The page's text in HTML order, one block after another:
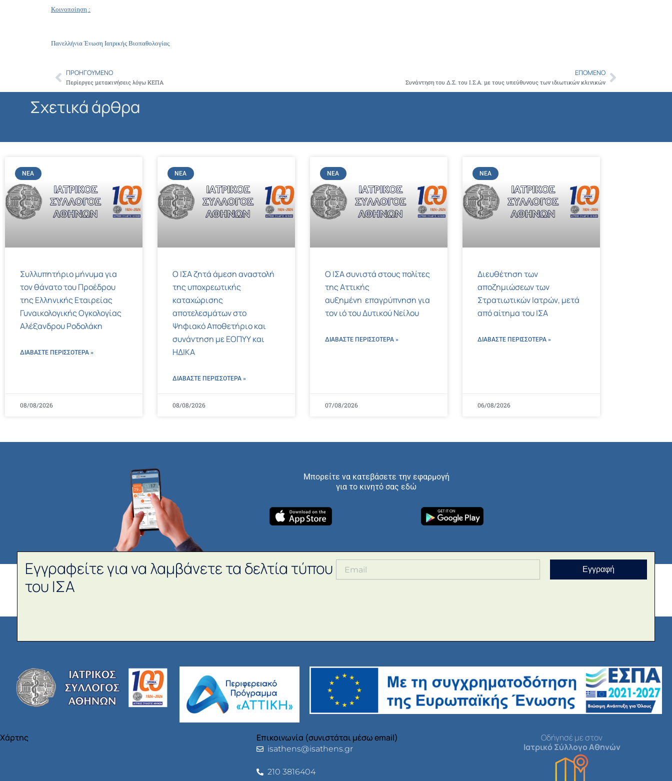
Κοινοποίηση :
Πανελλήνια Ένωση Ιατρικής Βιοπαθολογίας
Prev
ΠΡΟΗΓΟΎΜΕΝΟ
Περίεργες μετακινήσεις λόγω ΚΕΠΑ
ΕΠΌΜΕΝΟ
Συνάντηση του Δ.Σ. του Ι.Σ.Α. με τους υπεύθυνους των ιδιωτικών κλινικώνNext
Σχετικά άρθρα
ΝΈΑ
Συλλυπητήριο μήνυμα για
τον θάνατο του Προέδρου
της Ελληνικής Εταιρείας
Γυναικολογικής Ογκολογίας
Αλέξανδρου Ροδολάκη
ΔΙΑΒΑΣΤΕ ΠΕΡΙΣΣΌΤΕΡΑ »
08/08/2026
ΝΈΑ
Ο ΙΣΑ ζητά άμεση αναστολή
της υποχρεωτικής
καταχώρισης
αποτελεσμάτων στο
Ψηφιακό Αποθετήριο και
συνάντηση με ΕΟΠΥΥ και
ΗΔΙΚΑ
ΔΙΑΒΑΣΤΕ ΠΕΡΙΣΣΌΤΕΡΑ »
08/08/2026
ΝΈΑ
Ο ΙΣΑ συνιστά στους πολίτες
της Αττικής
αυξημένη επαγρύπνηση για
τον ιό του Δυτικού Νείλου
ΔΙΑΒΑΣΤΕ ΠΕΡΙΣΣΌΤΕΡΑ »
07/08/2026
ΝΈΑ
Διευθέτηση των
αποζημιώσεων των
Στρατιωτικών Ιατρών, μετά
από αίτημα του ΙΣΑ
ΔΙΑΒΑΣΤΕ ΠΕΡΙΣΣΌΤΕΡΑ »
06/08/2026
Μπορείτε να κατεβάσετε την εφαρμογή
για το κινητό σας εδώ
Εγγραφείτε για να λαμβάνετε τα δελτία τύπου
του ΙΣΑ
Εγγραφή
Χάρτης Επικοινωνία (συνιστάται μέσω email)
isathens@isathens.gr
210 3816404
Οδήγησέ με στον
Ιατρικό Σύλλογο Αθηνών